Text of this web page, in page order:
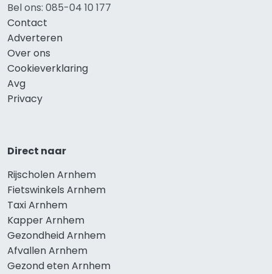
Bel ons: 085-04 10 177
Contact
Adverteren
Over ons
Cookieverklaring
Avg
Privacy
Direct naar
Rijscholen Arnhem
Fietswinkels Arnhem
Taxi Arnhem
Kapper Arnhem
Gezondheid Arnhem
Afvallen Arnhem
Gezond eten Arnhem